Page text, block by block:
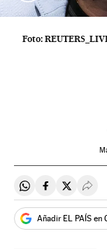
Foto:
Compartir en
Compartir
Añadir EL PAÍS en